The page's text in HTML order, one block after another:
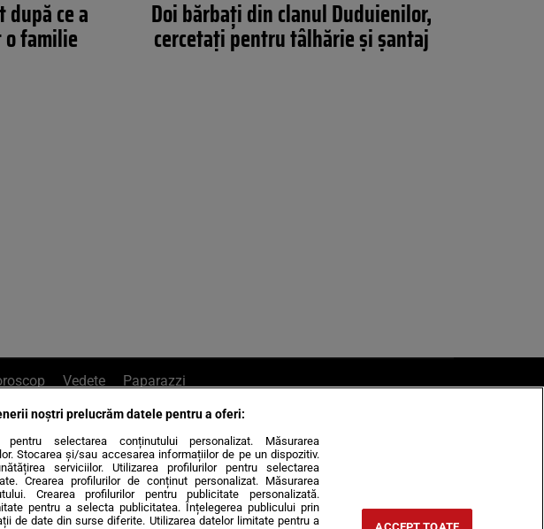
ce a
familie
Doi bărbați din clanul Duduienilor,
cercetați pentru tâlhărie și șantaj
Vedete Paparazzi
sau trimite mail la pont@cancan.ro
Politică
noștri prelucrăm datele pentru a oferi:
pentru selectarea conținutului personalizat. Măsurarea
Stocarea și/sau accesarea informațiilor de pe un dispozitiv.
serviciilor. Utilizarea profilurilor pentru selectarea
Crearea profilurilor de conținut personalizat. Măsurarea
Crearea profilurilor pentru publicitate personalizată.
pentru a selecta publicitatea. Înțelegerea publicului prin
de date din surse diferite. Utilizarea datelor limitate pentru a